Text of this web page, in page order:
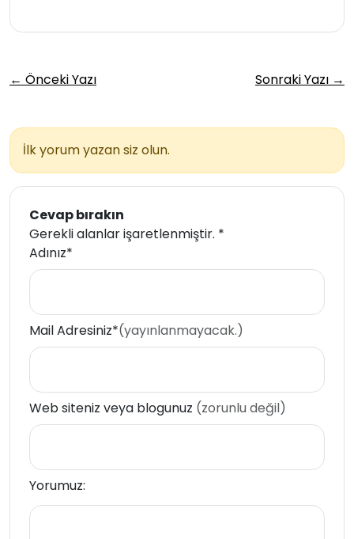
← Önceki Yazı Sonraki Yazı →
İlk yorum yazan siz olun.
Cevap bırakın
Gerekli alanlar işaretlenmiştir. *
Adınız*
Mail Adresiniz*(yayınlanmayacak.)
Web siteniz veya blogunuz (zorunlu değil)
Yorumuz: